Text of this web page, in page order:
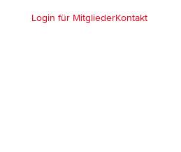
Login für MitgliederKontakt